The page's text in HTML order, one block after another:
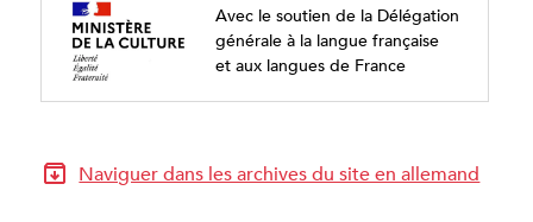
Avec le soutien de la Délégation
générale à la langue française
et aux langues de France
Naviguer dans les archives du site en allemand